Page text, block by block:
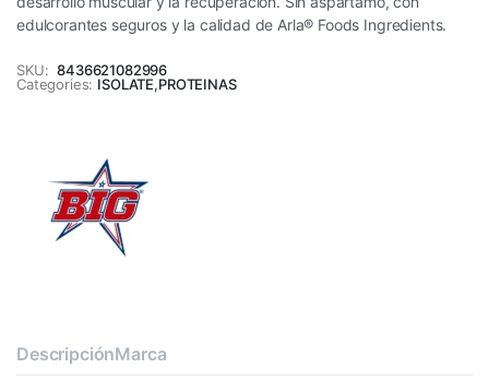
edulcorantes seguros y la calidad de Arla® Foods Ingredients.
SKU: 8436621082996
Categories: ISOLATE,PROTEINAS
DescripciónMarca